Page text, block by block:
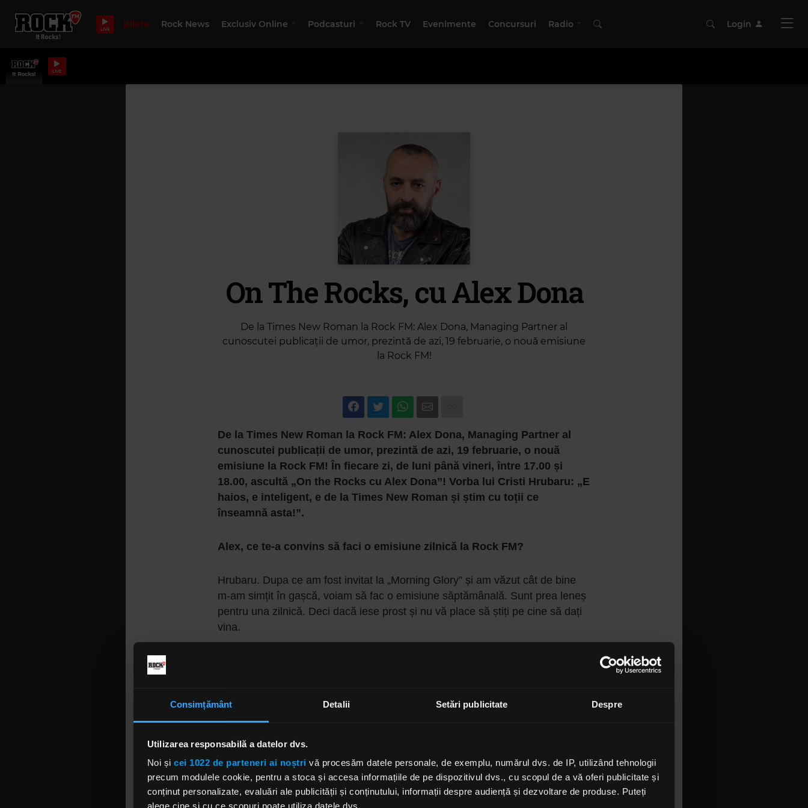
Consimțământ Detalii Setări publicitate Despre
Utilizarea responsabilă a datelor dvs.
Noi și cei 1022 de parteneri ai noștri vă procesăm datele personale, de exemplu, numărul dvs. de IP, utilizând tehnologii
precum modulele cookie, pentru a stoca și accesa informațiile de pe dispozitivul dvs., cu scopul de a vă oferi publicitate și
conținut personalizate, evaluări ale publicității și conținutului, informații despre audiență și dezvoltare de produse. Puteți
LIVE Bilete Rock News Exclusiv Online Podcasturi Rock TV Evenimente Concursuri Radio Login
LIVE
On The Rocks, cu Alex Dona
De la Times New Roman la Rock FM: Alex Dona, Managing Partner al
cunoscutei publicații de umor, prezintă de azi, 19 februarie, o nouă emisiune
la Rock FM!
De la Times New Roman la Rock FM: Alex Dona, Managing Partner al
cunoscutei publicații de umor, prezintă de azi, 19 februarie, o nouă
emisiune la Rock FM! În fiecare zi, de luni până vineri, între 17.00 și
18.00, ascultă „On the Rocks cu Alex Dona”! Vorba lui Cristi Hrubaru: „E
haios, e inteligent, e de la Times New Roman și știm cu toții ce
înseamnă asta!”.
Alex, ce te-a convins să faci o emisiune zilnică la Rock FM?
Hrubaru. Dupa ce am fost invitat la „Morning Glory” și am văzut cât de bine
m-am simțit în gașcă, voiam să fac o emisiune săptămânală. Sunt prea leneș
pentru una zilnică. Deci dacă iese prost și nu vă place să știți pe cine să dați
vina.
Au râs. Îți dai seama că în mintea lor era: ăsta fără umor o să aibă emisiune
la radio. Și din păcate le plăcea Rock FM.
Care e trupa ta de suflet?
N-am. Nu am nicio trupă de la care să îmi placă toate melodiile. Am o